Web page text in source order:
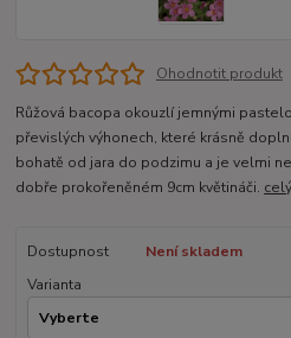
Ohodnotit produkt
Růžová bacopa okouzlí jemnými
převislých výhonech, které krásně
bohatě od jara do podzimu a je velmi
dobře prokořeněném 9cm květináči.
Dostupnost
Není skladem
Varianta